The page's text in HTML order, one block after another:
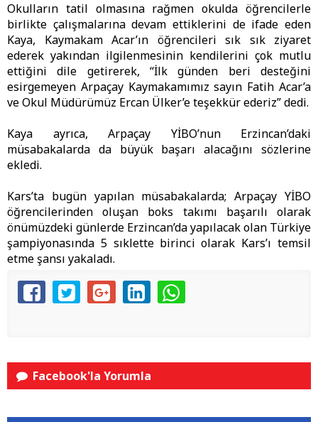
Okulların tatil olmasına rağmen okulda öğrencilerle
birlikte çalışmalarına devam ettiklerini de ifade eden
Kaya, Kaymakam Acar’ın öğrencileri sık sık ziyaret
ederek yakından ilgilenmesinin kendilerini çok mutlu
ettiğini dile getirerek, “İlk günden beri desteğini
esirgemeyen Arpaçay Kaymakamımız sayın Fatih Acar’a
ve Okul Müdürümüz Ercan Ülker’e teşekkür ederiz” dedi.
Kaya ayrıca, Arpaçay YİBO’nun Erzincan’daki
müsabakalarda da büyük başarı alacağını sözlerine
ekledi.
Kars’ta bugün yapılan müsabakalarda; Arpaçay YİBO
öğrencilerinden oluşan boks takımı başarılı olarak
önümüzdeki günlerde Erzincan’da yapılacak olan Türkiye
şampiyonasında 5 sıklette birinci olarak Kars’ı temsil
etme şansı yakaladı.
Facebook'la Yorumla